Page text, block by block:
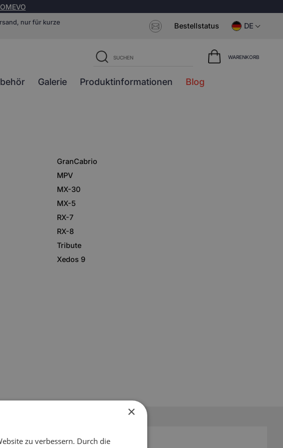
nur für kurze
Bestellstatus DE
WARENKORB
Galerie Produktinformationen Blog
GranCabrio
MPV
MX-30
MX-5
RX-7
RX-8
Tribute
Xedos 9
×
zu verbessern. Durch die